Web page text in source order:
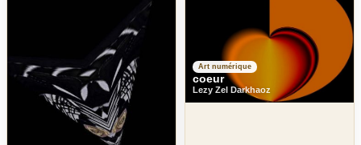
Art numérique
coeur
Lezy Zel Darkhaoz